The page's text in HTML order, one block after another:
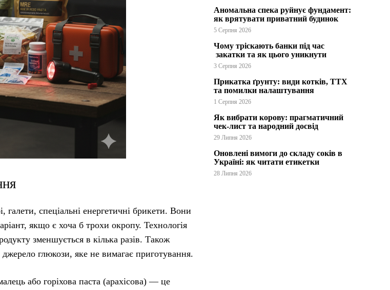
спеціальні енергетичні брикети. Вони
якщо є хоча б трохи окропу. Технологія
зменшується в кілька разів. Також
глюкози, яке не вимагає приготування.
або горіхова паста (арахісова) — це
Аномальна спека руйнує фундамент:
як врятувати приватний будинок
5 Серпня 2026
Чому тріскають банки під час
закатки та як цього уникнути
3 Серпня 2026
Прикатка ґрунту: види котків, ТТХ
та помилки налаштування
1 Серпня 2026
Як вибрати корову: прагматичний
чек-лист та народний досвід
29 Липня 2026
Оновлені вимоги до складу соків в
Україні: як читати етикетки
28 Липня 2026